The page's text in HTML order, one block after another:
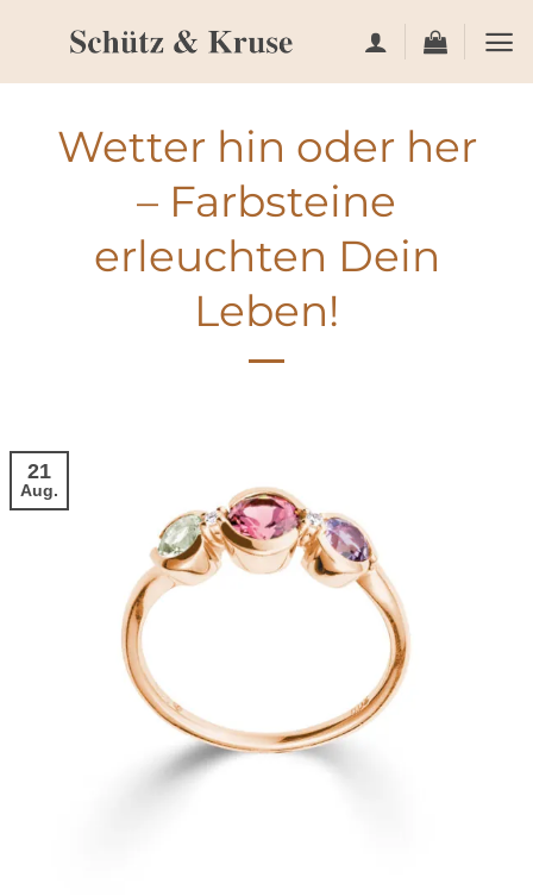
Wetter hin oder her
– Farbsteine
erleuchten Dein
Leben!
21
Aug.